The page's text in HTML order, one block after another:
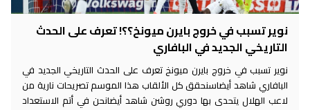
نوير تسبب في خروج بايرن ميونخ؟؟! تعرف على الحدث
التاريخي الجديد في البافاري
نوير تسبب في خروج بايرن ميونخ تعرف على الحدث التاريخي الجديد في
البافاري شاهد أيضاسنحقق كل الألقاب هذا الموسم تصريحات نارية من
لاعب الهلال يتحدى بها دوري روشن شاهد أيضانحن في أتم الاستعداد